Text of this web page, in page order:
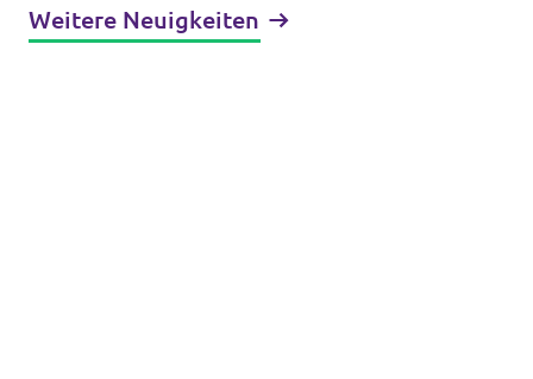
Weitere Neuigkeiten